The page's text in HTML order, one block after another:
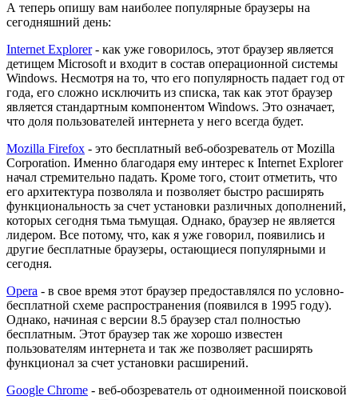
А теперь опишу вам наиболее популярные браузеры на
сегодняшний день:
Internet Explorer- как уже говорилось, этот браузер является
детищем Microsoft и входит в состав операционной системы
Windows. Несмотря на то, что его популярность падает год от
года, его сложно исключить из списка, так как этот браузер
является стандартным компонентом Windows. Это означает,
что доля пользователей интернета у него всегда будет.
Mozilla Firefox - это бесплатный веб-обозреватель от Mozilla
Corporation. Именно благодаря ему интерес к Internet Explorer
начал стремительно падать. Кроме того, стоит отметить, что
его архитектура позволяла и позволяет быстро расширять
функциональность за счет установки различных дополнений,
которых сегодня тьма тьмущая. Однако, браузер не является
лидером. Все потому, что, как я уже говорил, появились и
другие бесплатные браузеры, остающиеся популярными и
сегодня.
Opera - в свое время этот браузер предоставлялся по условно-
бесплатной схеме распространения (появился в 1995 году).
Однако, начиная с версии 8.5 браузер стал полностью
бесплатным. Этот браузер так же хорошо известен
пользователям интернета и так же позволяет расширять
функционал за счет установки расширений.
Google Chrome - веб-обозреватель от одноименной поисковой